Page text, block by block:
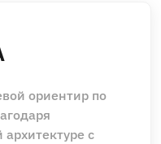
ориентир по
с